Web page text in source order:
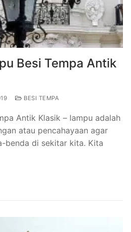
Besi Tempa Antik
BESI TEMPA
Antik Klasik – lampu adalah
atau pencahayaan agar
benda di sekitar kita. Kita